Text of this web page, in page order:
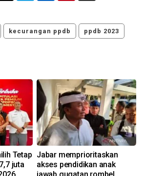
kecurangan ppdb ppdb 2023
Tetap
juta
Jabar memprioritaskan
akses pendidikan anak